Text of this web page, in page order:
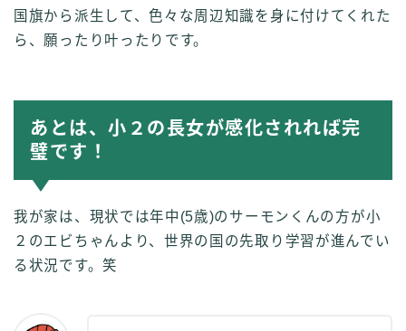
国旗から派生して、色々な周辺知識を身に付けてくれた
ら、願ったり叶ったりです。
あとは、小２の長女が感化されれば完
璧です！
我が家は、現状では年中(5歳)のサーモンくんの方が小
２のエビちゃんより、世界の国の先取り学習が進んでい
る状況です。笑